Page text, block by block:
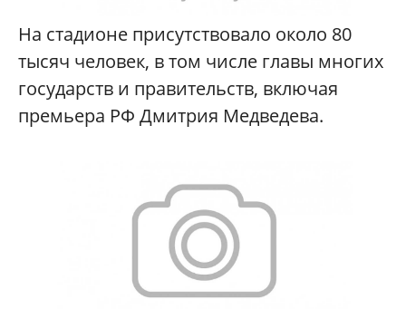
На стадионе присутствовало около 80
тысяч человек, в том числе главы многих
государств и правительств, включая
премьера РФ Дмитрия Медведева.